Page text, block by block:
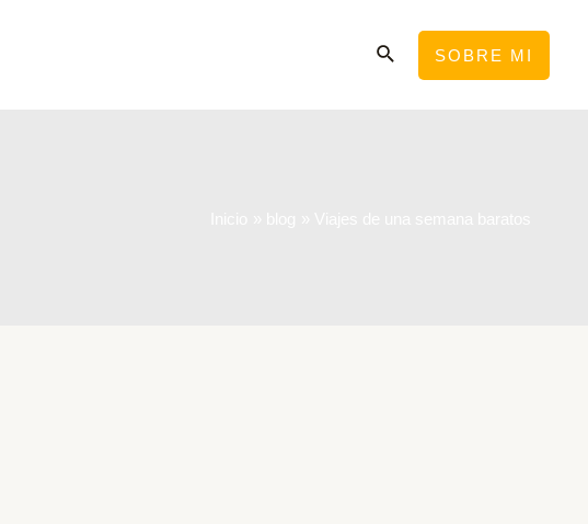
BuscarSOBRE MI